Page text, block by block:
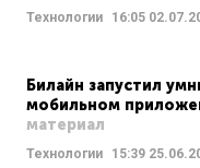
Технологии 16:05
Билайн запустил
мобильном
материал
Технологии 15:39